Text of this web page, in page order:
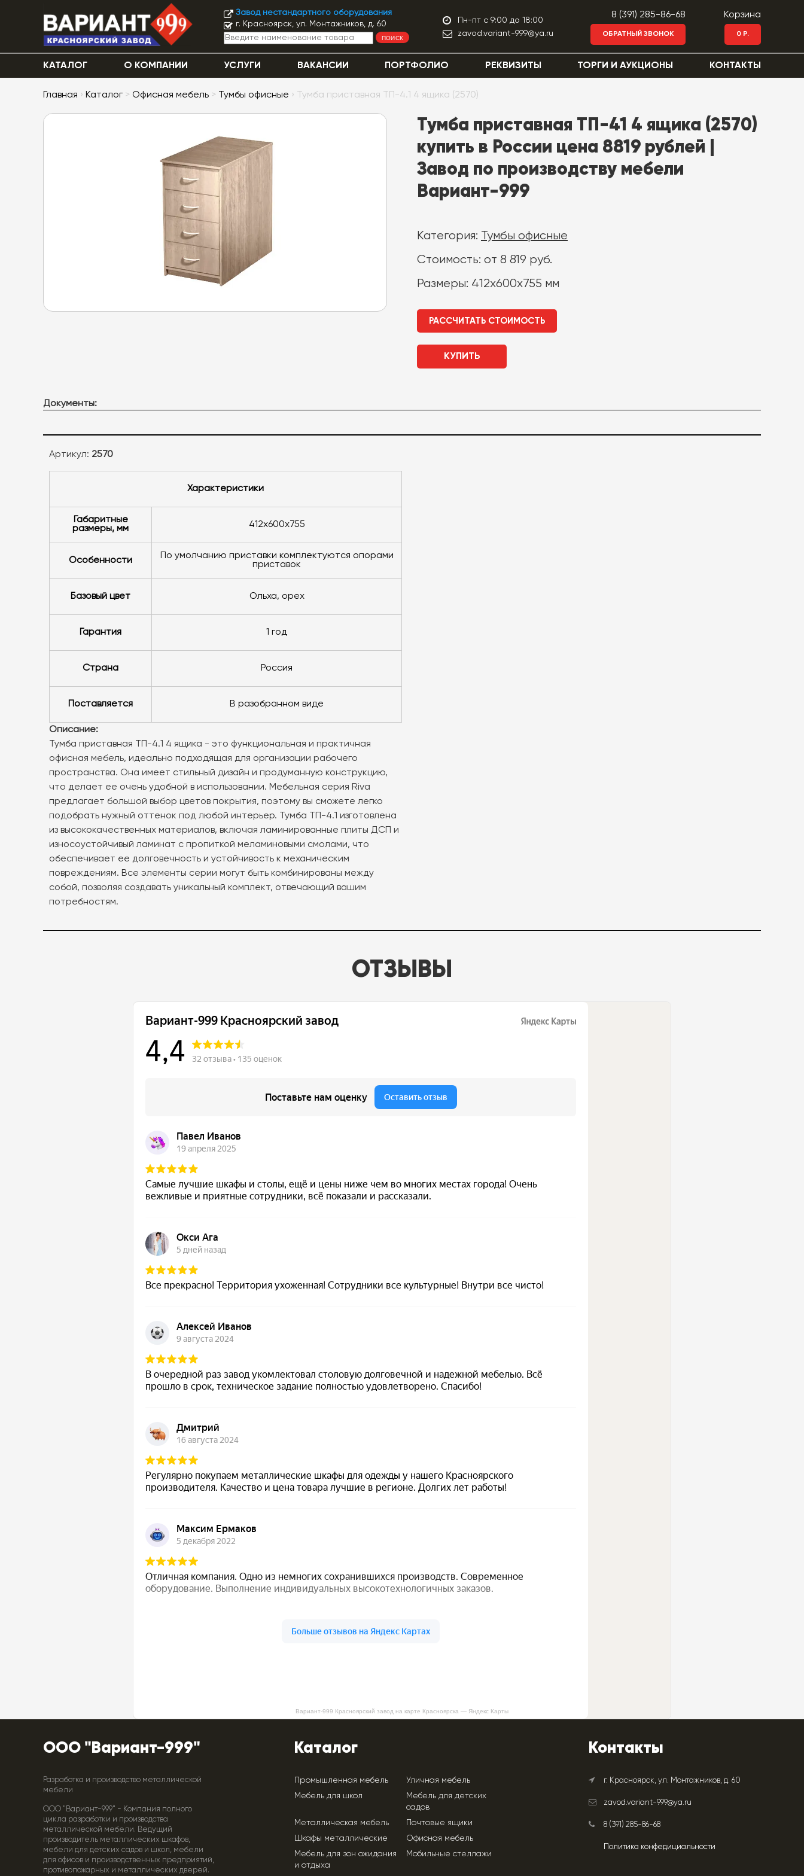
Завод нестандартного оборудования
г. Красноярск, ул. Монтажников, д. 60
ПОИСК
Пн-пт с 9:00 до 18:00
zavod.variant-999@ya.ru
8 (391) 285-86-68
ОБРАТНЫЙ ЗВОНОК
Корзина
0 Р.
КАТАЛОГ О КОМПАНИИ УСЛУГИ ВАКАНСИИ ПОРТФОЛИО РЕКВИЗИТЫ ТОРГИ И АУКЦИОНЫ КОНТАКТЫ
Главная › Каталог > Офисная мебель > Тумбы офисные › Тумба приставная ТП-4.1 4 ящика (2570)
Тумба приставная ТП-41 4 ящика (2570)
купить в России цена 8819 рублей |
Завод по производству мебели
Вариант-999
Категория: Тумбы офисные
Стоимость: от 8 819 руб.
Размеры: 412x600x755 мм
РАССЧИТАТЬ СТОИМОСТЬ
КУПИТЬ
Документы:
Артикул: 2570
Характеристики
размеры, мм
412x600x755
Особенности
приставок
Базовый цвет ольха, орех
Гарантия 1 год
Страна Россия
Поставляется в разобранном виде
Описание:
Тумба приставная ТП-4.1 4 ящика - это функциональная и практичная
офисная мебель, идеально подходящая для организации рабочего
пространства. Она имеет стильный дизайн и продуманную конструкцию,
что делает ее очень удобной в использовании. Мебельная серия Riva
предлагает большой выбор цветов покрытия, поэтому вы сможете легко
подобрать нужный оттенок под любой интерьер. Тумба ТП-4.1 изготовлена
из высококачественных материалов, включая ламинированные плиты ДСП и
износоустойчивый ламинат с пропиткой меламиновыми смолами, что
обеспечивает ее долговечность и устойчивость к механическим
повреждениям. Все элементы серии могут быть комбинированы между
собой, позволяя создавать уникальный комплект, отвечающий вашим
потребностям.
ОТЗЫВЫ
Вариант-999 Красноярский завод на карте Красноярска — Яндекс Карты
ООО "Вариант-999"
Разработка и производство металлической
мебели
ООО "Вариант-999" - Компания полного
цикла разработки и производства
металлической мебели. Ведущий
производитель металлических шкафов,
мебели для детских садов и школ, мебели
для офисов и производственных предприятий,
противопожарных и металлических дверей.
Каталог
Промышленная мебель
Уличная мебель
Мебель для школ
Мебель для детских
садов
Металлическая мебель
Почтовые ящики
Шкафы металлические
Офисная мебель
Мебель для зон ожидания
и отдыха
Мобильные стеллажи
Контакты
г. Красноярск, ул. Монтажников, д. 60
zavod.variant-999@ya.ru
8 (391) 285-86-68
Политика конфедициальности